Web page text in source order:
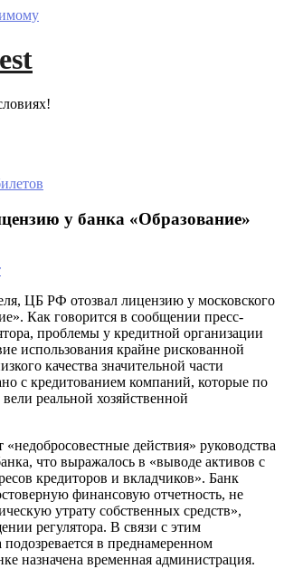
у банка «Образование»
ЦБ РФ отозвал лицензию у московского
Как говорится в сообщении пресс-
проблемы у кредитной организации
использования крайне рискованной
качества значительной части
с кредитованием компаний, которые по
реальной хозяйственной
действия» руководства
что выражалось в «выводе активов с
кредиторов и вкладчиков». Банк
финансовую отчетность, не
утрату собственных средств»,
регулятора. В связи с этим
подозревается в преднамеренном
назначена временная администрация.